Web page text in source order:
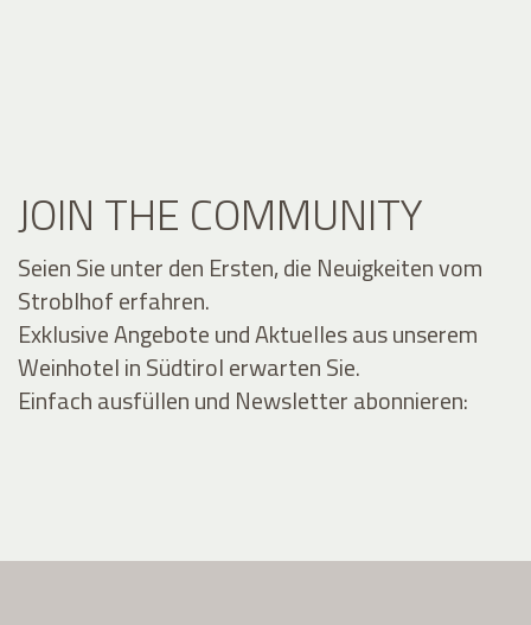
JOIN THE COMMUNITY
Seien Sie unter den Ersten, die Neuigkeiten vom
Stroblhof erfahren.
Exklusive Angebote und Aktuelles aus unserem
Weinhotel in Südtirol erwarten Sie.
Einfach ausfüllen und Newsletter abonnieren: